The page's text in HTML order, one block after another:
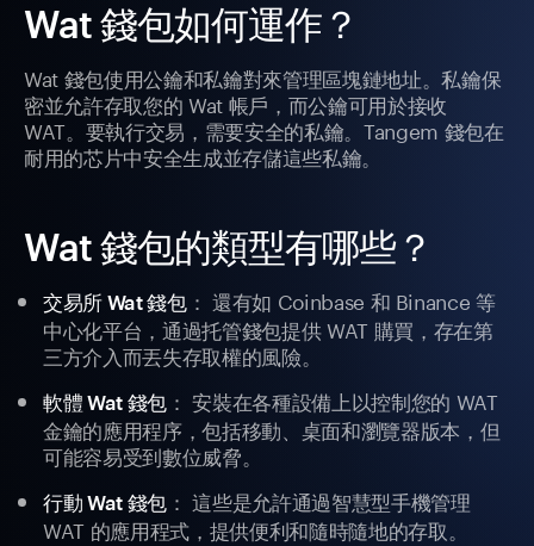
Wat 錢包如何運作？
Wat 錢包使用公鑰和私鑰對來管理區塊鏈地址。私鑰保
密並允許存取您的 Wat 帳戶，而公鑰可用於接收
WAT。要執行交易，需要安全的私鑰。Tangem 錢包在
耐用的芯片中安全生成並存儲這些私鑰。
Wat 錢包的類型有哪些？
交易所 Wat 錢包： 還有如 Coinbase 和 Binance 等
中心化平台，通過托管錢包提供 WAT 購買，存在第
三方介入而丟失存取權的風險。
軟體 Wat 錢包： 安裝在各種設備上以控制您的 WAT
金鑰的應用程序，包括移動、桌面和瀏覽器版本，但
可能容易受到數位威脅。
行動 Wat 錢包： 這些是允許通過智慧型手機管理
WAT 的應用程式，提供便利和隨時隨地的存取。